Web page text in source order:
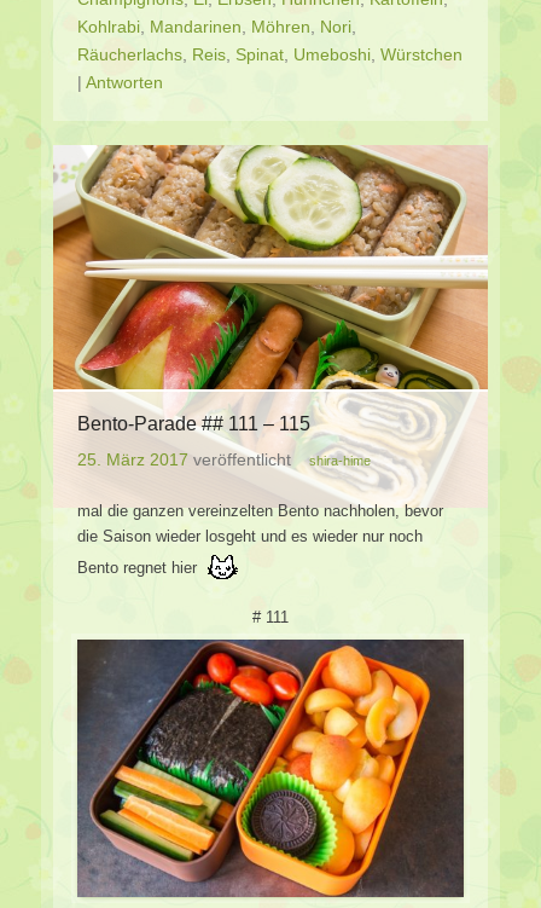
Kohlrabi, Mandarinen, Möhren, Nori,
Räucherlachs, Reis, Spinat, Umeboshi, Würstchen
| Antworten
Bento-Parade ## 111 – 115
25. März 2017 veröffentlicht shira-hime
mal die ganzen vereinzelten Bento nachholen, bevor
die Saison wieder losgeht und es wieder nur noch
Bento regnet hier
# 111